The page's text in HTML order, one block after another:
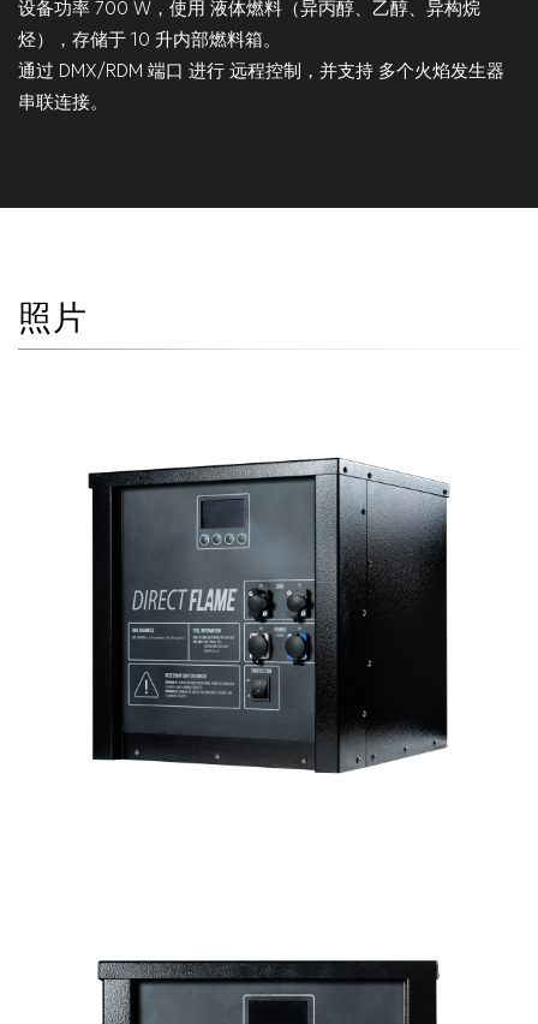
设备功率 700 W，使用 液体燃料（异丙醇、乙醇、异构烷
烃），存储于 10 升内部燃料箱。
通过 DMX/RDM 端口 进行 远程控制，并支持 多个火焰发生器
串联连接。
照片